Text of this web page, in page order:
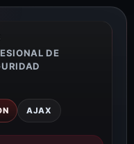
DE
AJAX